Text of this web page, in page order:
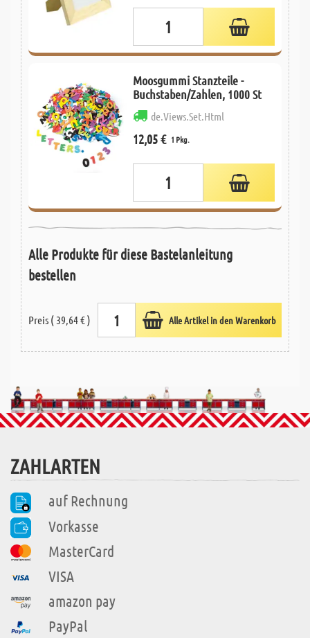
Moosgummi Stanzteile -
Buchstaben/Zahlen, 1000 St
de.Views.Set.Html
12,05 € 1 Pkg.
Alle Produkte für diese Bastelanleitung
bestellen
Preis ( 39,64 € ) Alle Artikel in den Warenkorb
ZAHLARTEN
auf Rechnung
Vorkasse
MasterCard
VISA
amazon pay
PayPal